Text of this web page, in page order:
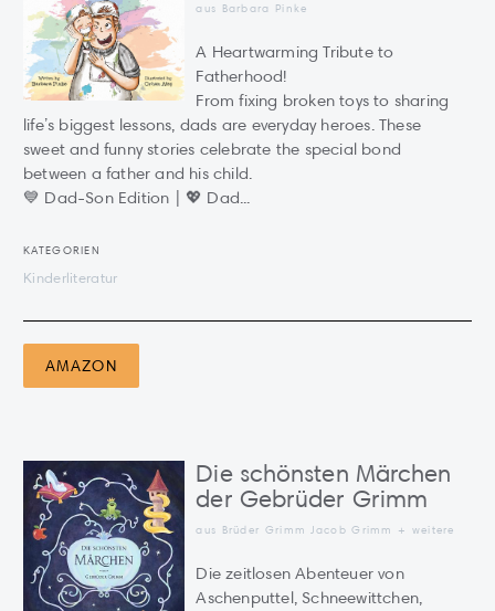
aus Barbara Pinke
A Heartwarming Tribute to
Fatherhood!
From fixing broken toys to sharing
life’s biggest lessons, dads are everyday heroes. These
sweet and funny stories celebrate the special bond
between a father and his child.
💙 Dad-Son Edition | 💖 Dad...
KATEGORIEN
Kinderliteratur
AMAZON
Die schönsten Märchen
der Gebrüder Grimm
aus Brüder Grimm Jacob Grimm + weitere
Die zeitlosen Abenteuer von
Aschenputtel, Schneewittchen,